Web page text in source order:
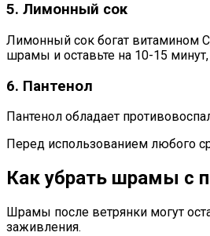
5. Лимонный сок
Лимонный сок богат витамином
шрамы и оставьте на 10-15
6. Пантенол
Пантенол обладает
Перед использованием любого
Как убрать шрамы с
Шрамы после ветрянки могут
заживления.